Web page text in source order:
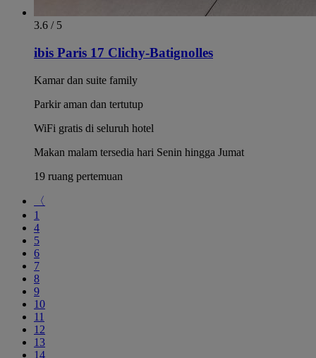
3.6 / 5
ibis Paris 17 Clichy-Batignolles
Kamar dan suite family
Parkir aman dan tertutup
WiFi gratis di seluruh hotel
Makan malam tersedia hari Senin hingga Jumat
19 ruang pertemuan
〈
1
4
5
6
7
8
9
10
11
12
13
14